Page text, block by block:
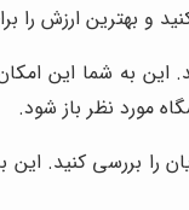
و بهترین ارزش را
و 7 روز هفته در دسترس
مورد نظر باز شود.
را بررسی کنید.